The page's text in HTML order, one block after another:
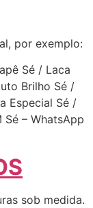
por exemplo:
Sé / Laca
Brilho Sé /
Especial Sé /
Sé – WhatsApp
sob medida.